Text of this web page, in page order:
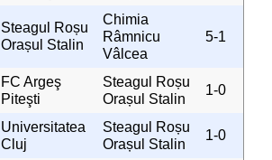
Steagul Roșu
Orașul Stalin
Chimia
Râmnicu
Vâlcea
5-1
FC Argeş
Piteşti
Steagul Roșu
Orașul Stalin
1-0
Universitatea
Cluj
Steagul Roșu
Orașul Stalin
1-0